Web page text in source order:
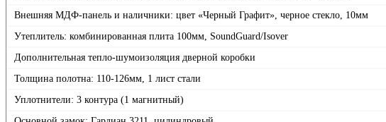
Внешняя МДФ-панель и наличники: цвет «Черный Графит», черное стекло, 10мм
Утеплитель: комбинированная плита 100мм, SoundGuard/Isover
Дополнительная тепло-шумоизоляция дверной коробки
Толщина полотна: 110-126мм, 1 лист стали
Уплотнители: 3 контура (1 магнитный)